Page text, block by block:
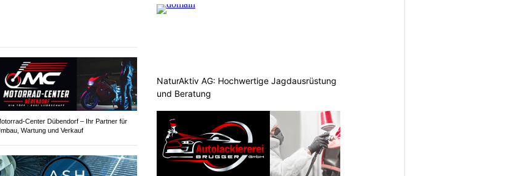
Center Dübendorf – Ihr Partner für
Wartung und Verkauf
NaturAktiv AG: Hochwertige Jagdausrüstung
und Beratung